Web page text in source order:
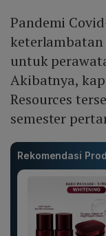
Pandemi
untuk
Akibatnya,
Resources
semester
Rekomendasi